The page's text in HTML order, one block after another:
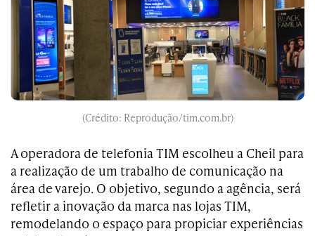
(Crédito: Reprodução/tim.com.br)
A operadora de telefonia TIM escolheu a Cheil para
a realização de um trabalho de comunicação na
área de varejo. O objetivo, segundo a agência, será
refletir a inovação da marca nas lojas TIM,
remodelando o espaço para propiciar experiências